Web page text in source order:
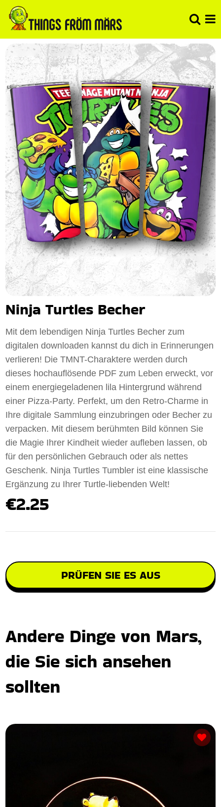
Ninja Turtles Becher
Mit dem lebendigen Ninja Turtles Becher zum
digitalen downloaden kannst du dich in Erinnerungen
verlieren! Die TMNT-Charaktere werden durch
dieses hochauflösende PDF zum Leben erweckt, vor
einem energiegeladenen lila Hintergrund während
einer Pizza-Party. Perfekt, um den Retro-Charme in
Ihre digitale Sammlung einzubringen oder Becher zu
verpacken. Mit diesem berühmten Bild können Sie
die Magie Ihrer Kindheit wieder aufleben lassen, ob
für den persönlichen Gebrauch oder als nettes
Geschenk. Ninja Turtles Tumbler ist eine klassische
Ergänzung zu Ihrer Turtle-liebenden Welt!
€2.25
PRÜFEN SIE ES AUS
Andere Dinge von Mars,
die Sie sich ansehen
sollten